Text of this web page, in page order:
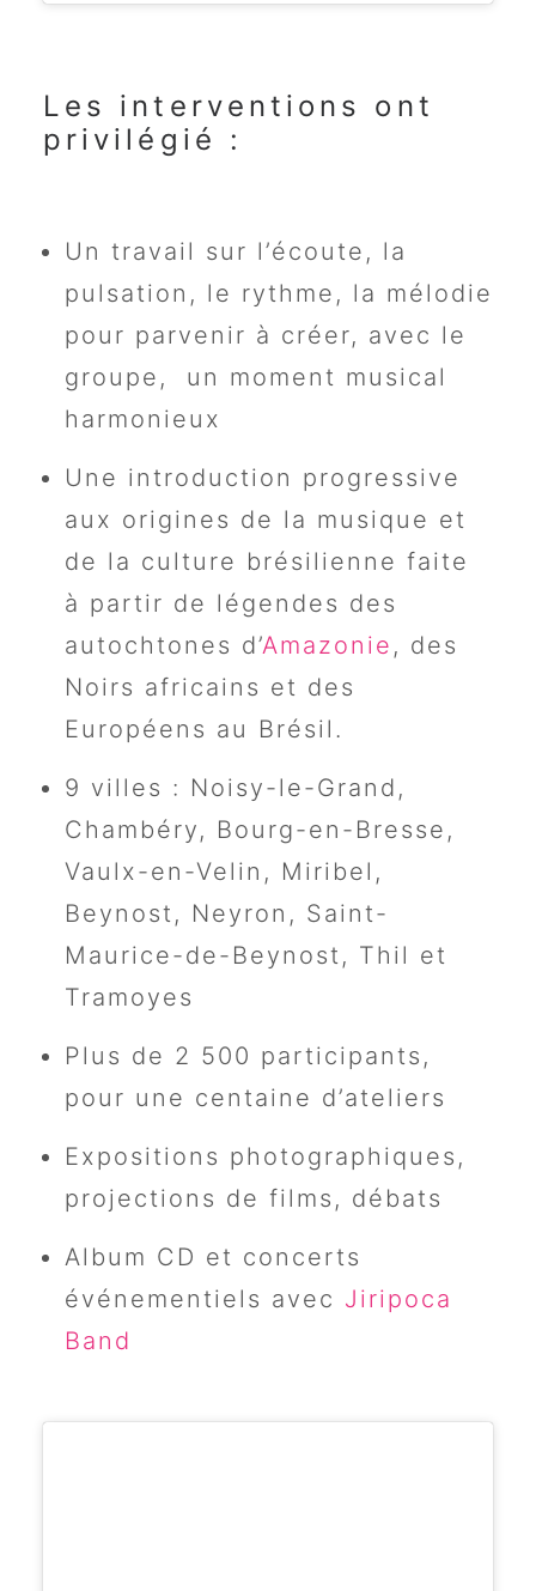
Les interventions ont
privilégié :
Un travail sur l’écoute, la
pulsation, le rythme, la mélodie
pour parvenir à créer, avec le
groupe, un moment musical
harmonieux
Une introduction progressive
aux origines de la musique et
de la culture brésilienne faite
à partir de légendes des
autochtones d’Amazonie , des
Noirs africains et des
Européens au Brésil.
9 villes : Noisy-le-Grand,
Chambéry, Bourg-en-Bresse,
Vaulx-en-Velin, Miribel,
Beynost, Neyron, Saint-
Maurice-de-Beynost, Thil et
Tramoyes
Plus de 2 500 participants,
pour une centaine d’ateliers
Expositions photographiques,
projections de films, débats
Album CD et concerts
événementiels avec Jiripoca
Band